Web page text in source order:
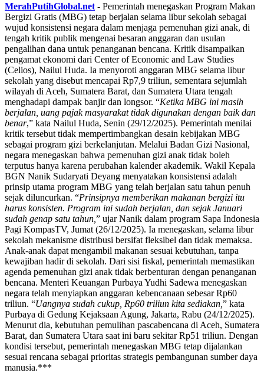
MerahPutihGlobal.net - Pemerintah menegaskan Program Makan
Bergizi Gratis (MBG) tetap berjalan selama libur sekolah sebagai
wujud konsistensi negara dalam menjaga pemenuhan gizi anak, di
tengah kritik publik mengenai besaran anggaran dan usulan
pengalihan dana untuk penanganan bencana. Kritik disampaikan
pengamat ekonomi dari Center of Economic and Law Studies
(Celios), Nailul Huda. Ia menyoroti anggaran MBG selama libur
sekolah yang disebut mencapai Rp7,9 triliun, sementara sejumlah
wilayah di Aceh, Sumatera Barat, dan Sumatera Utara tengah
menghadapi dampak banjir dan longsor. “Ketika MBG ini masih
berjalan, uang pajak masyarakat tidak digunakan dengan baik dan
benar,” kata Nailul Huda, Senin (29/12/2025). Pemerintah menilai
kritik tersebut tidak mempertimbangkan desain kebijakan MBG
sebagai program gizi berkelanjutan. Melalui Badan Gizi Nasional,
negara menegaskan bahwa pemenuhan gizi anak tidak boleh
terputus hanya karena perubahan kalender akademik. Wakil Kepala
BGN Nanik Sudaryati Deyang menyatakan konsistensi adalah
prinsip utama program MBG yang telah berjalan satu tahun penuh
sejak diluncurkan. “Prinsipnya memberikan makanan bergizi itu
harus konsisten. Program ini sudah berjalan, dan sejak Januari
sudah genap satu tahun, ” ujar Nanik dalam program Sapa Indonesia
Pagi KompasTV, Jumat (26/12/2025). Ia menegaskan, selama libur
sekolah mekanisme distribusi bersifat fleksibel dan tidak memaksa.
Anak-anak dapat mengambil makanan sesuai kebutuhan, tanpa
kewajiban hadir di sekolah. Dari sisi fiskal, pemerintah memastikan
agenda pemenuhan gizi anak tidak berbenturan dengan penanganan
bencana. Menteri Keuangan Purbaya Yudhi Sadewa menegaskan
negara telah menyiapkan anggaran kebencanaan sebesar Rp60
triliun. “Uangnya sudah cukup, Rp60 triliun kita sediakan, ” kata
Purbaya di Gedung Kejaksaan Agung, Jakarta, Rabu (24/12/2025).
Menurut dia, kebutuhan pemulihan pascabencana di Aceh, Sumatera
Barat, dan Sumatera Utara saat ini baru sekitar Rp51 triliun. Dengan
kondisi tersebut, pemerintah menegaskan MBG tetap dijalankan
sesuai rencana sebagai prioritas strategis pembangunan sumber daya
manusia.***